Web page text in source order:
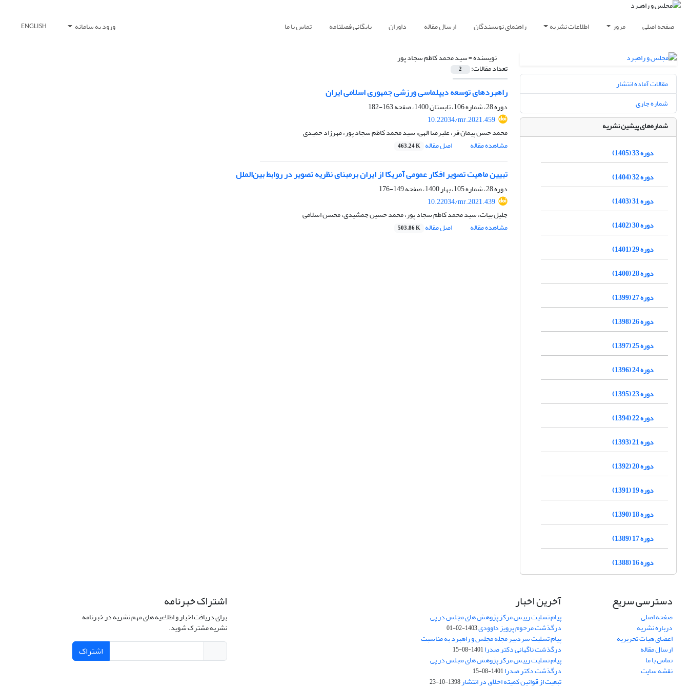
صفحه اصلی مرور اطلاعات نشریه راهنمای نویسندگان ارسال مقاله داوران بایگانی فصلنامه تماس با ما ورود به سامانه ENGLISH
نویسنده =سید محمد کاظم سجاد پور
تعداد مقالات: 2
راهبردهای توسعه دیپلماسی ورزشی جمهوری اسلامی ایران
دوره 28، شماره 106، تابستان 1400، صفحه
163-182
10.22034/mr.2021.459
محمد حسن پیمان فر، علیرضا الهی، سید محمد کاظم سجاد پور، مهرزاد حمیدی
مشاهده مقاله
اصل مقاله 463.24 K
تبیین ماهیت تصویر افکار عمومی آمریکا از ایران بر‌مبنای نظریه تصویر در روابط‌ بین‌الملل
دوره 28، شماره 105، بهار 1400، صفحه
149-176
10.22034/mr.2021.439
جلیل بیات، سید محمد کاظم سجاد پور، محمد حسین جمشیدی، محسن اسلامی
مشاهده مقاله
اصل مقاله 503.86 K
مقالات آماده انتشار
شماره جاری
شماره‌های پیشین نشریه
دوره 33 (1405)
دوره 32 (1404)
دوره 31 (1403)
دوره 30 (1402)
دوره 29 (1401)
دوره 28 (1400)
دوره 27 (1399)
دوره 26 (1398)
دوره 25 (1397)
دوره 24 (1396)
دوره 23 (1395)
دوره 22 (1394)
دوره 21 (1393)
دوره 20 (1392)
دوره 19 (1391)
دوره 18 (1390)
دوره 17 (1389)
دوره 16 (1388)
دسترسی سریع
صفحه اصلی
درباره نشریه
اعضای هیات تحریریه
ارسال مقاله
تماس با ما
نقشه سایت
آخرین اخبار
پیام تسلیت رییس مرکز پژوهش های مجلس در پی
درگذشت مرحوم پرویز داوودی1403-02-01
پیام تسلیت سردبیر مجله مجلس و راهبرد به مناسبت
درگذشت ناگهانی دکتر صدرا1401-08-15
پیام تسلیت رییس مرکز پژوهش های مجلس در پی
درگذشت دکتر صدرا1401-08-15
تبعیت از قوانین کمیته اخلاق در انتشار1398-10-23
اشتراک خبرنامه
برای دریافت اخبار و اطلاعیه های مهم نشریه در خبرنامه
نشریه مشترک شوید.
اشتراک